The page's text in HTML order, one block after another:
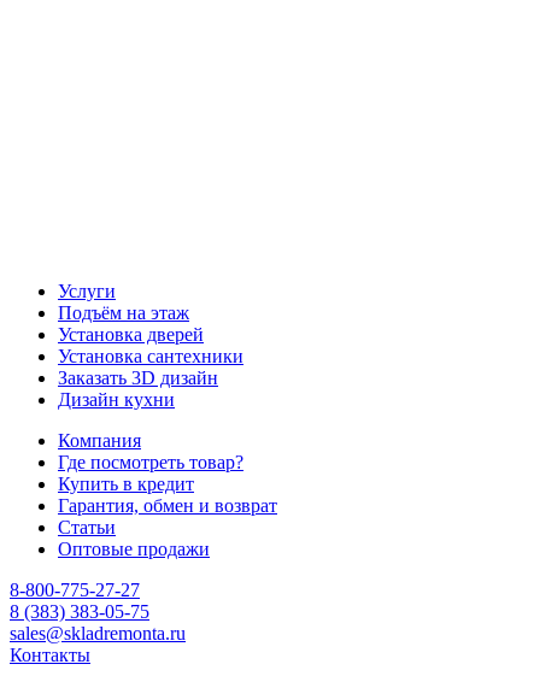
Услуги
Подъём на этаж
Установка дверей
Установка сантехники
Заказать 3D дизайн
Дизайн кухни
Компания
Где посмотреть товар?
Купить в кредит
Гарантия, обмен и возврат
Статьи
Оптовые продажи
8-800-775-27-27
8 (383) 383-05-75
sales@skladremonta.ru
Контакты